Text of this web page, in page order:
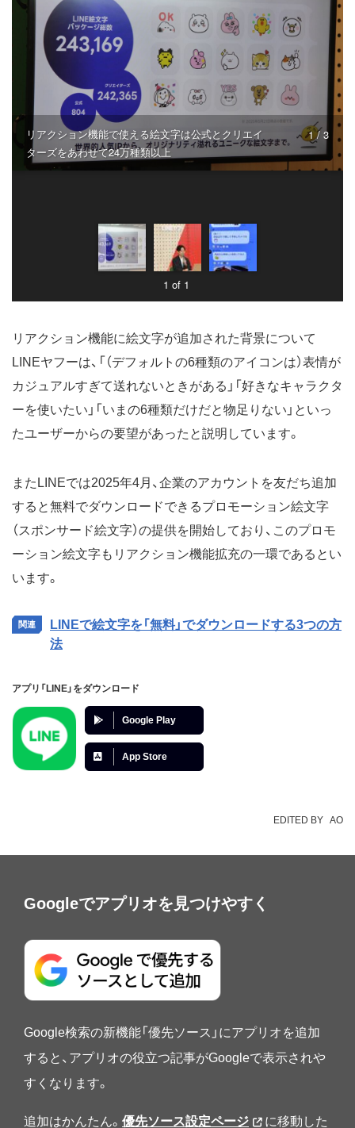
1 of 1
1 / 3
リアクション機能で使える絵文字は公式とクリエイ
ターズをあわせて24万種類以上
リアクション機能に絵文字が追加された背景について
LINEヤフーは、「（デフォルトの6種類のアイコンは）表情が
カジュアルすぎて送れないときがある」「好きなキャラクタ
ーを使いたい」「いまの6種類だけだと物足りない」といっ
たユーザーからの要望があったと説明しています。
またLINEでは2025年4月、企業のアカウントを友だち追加
すると無料でダウンロードできるプロモーション絵文字
（スポンサード絵文字）の提供を開始しており、このプロモ
ーション絵文字もリアクション機能拡充の一環であるとい
います。
LINEで絵文字を「無料」でダウンロードする3つの方
法
アプリ「LINE」をダウンロード
Google Play
App Store
EDITED BY AO
Googleでアプリオを見つけやすく
Google検索の新機能「優先ソース」にアプリオを追加
すると、アプリオの役立つ記事がGoogleで表示されや
すくなります。
追加はかんたん。 優先ソース設定ページ に移動した